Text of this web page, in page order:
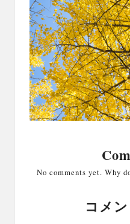
No comments yet. Why
コメ